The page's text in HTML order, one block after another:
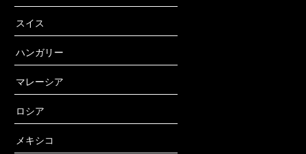
スイス
ハンガリー
マレーシア
ロシア
メキシコ